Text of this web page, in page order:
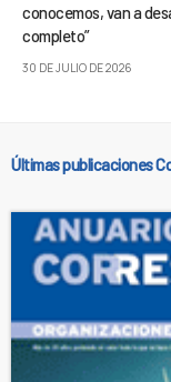
conocemos, van a
completo”
30 DE JULIO DE 2026
Últimas publicaciones